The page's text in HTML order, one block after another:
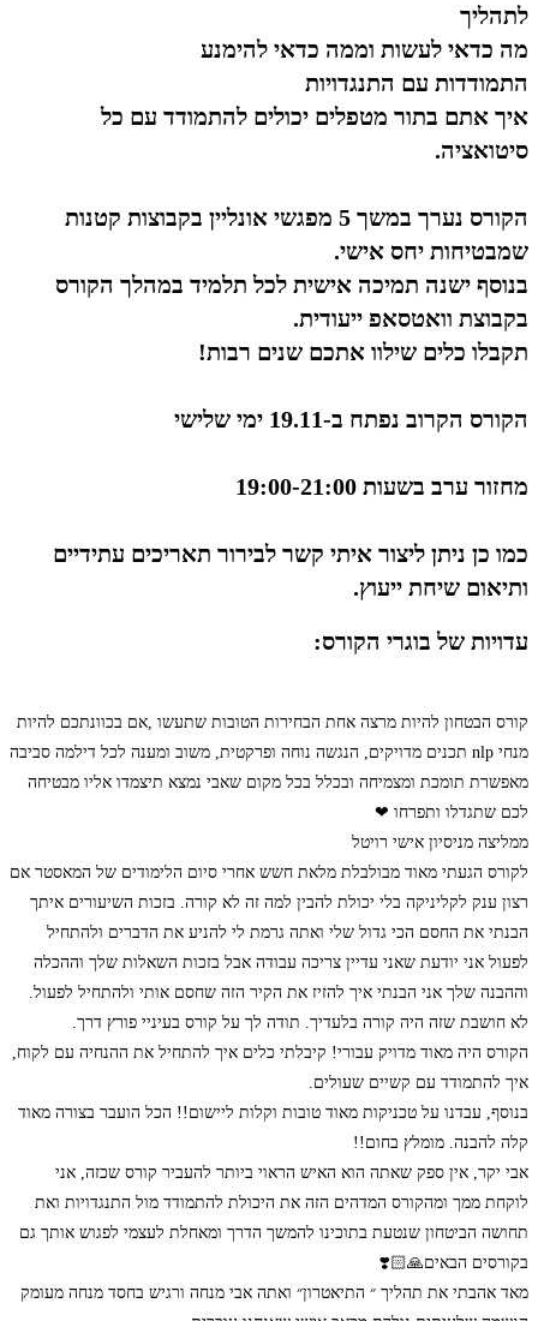
לתהליך
מה כדאי לעשות וממה כדאי להימנע
התמודדות עם התנגדויות
איך אתם בתור מטפלים יכולים להתמודד עם כל
סיטואציה.
הקורס נערך במשך 5 מפגשי אונליין בקבוצות קטנות
שמבטיחות יחס אישי.
בנוסף ישנה תמיכה אישית לכל תלמיד במהלך הקורס
בקבוצת וואטסאפ ייעודית.
תקבלו כלים שילוו אתכם שנים רבות!
הקורס הקרוב נפתח ב-19.11 ימי שלישי
מחזור ערב בשעות 19:00-21:00
כמו כן ניתן ליצור איתי קשר לבירור תאריכים עתידיים
ותיאום שיחת ייעוץ.
עדויות של בוגרי הקורס:
קורס הבטחון להיות מרצה אחת הבחירות הטובות שתעשו ,אם בכוונתכם להיות
מנחי nlp תכנים מדויקים, הנגשה נוחה ופרקטית, משוב ומענה לכל דילמה סביבה
מאפשרת תומכת ומצמיחה ובכלל בכל מקום שאבי נמצא תיצמדו אליו מבטיחה
לכם שתגדלו ותפרחו ❤
ממליצה מניסיון אישי רויטל
לקורס הגעתי מאוד מבולבלת מלאת חשש אחרי סיום הלימודים של המאסטר אם
רצון ענק לקליניקה בלי יכולת להבין למה זה לא קורה. בזכות השיעורים איתך
הבנתי את החסם הכי גדול שלי ואתה גרמת לי להניע את הדברים ולהתחיל
לפעול אני יודעת שאני עדיין צריכה עבודה אבל בזכות השאלות שלך וההכלה
וההבנה שלך אני הבנתי איך להזיז את הקיר הזה שחסם אותי ולהתחיל לפעול.
לא חושבת שזה היה קורה בלעדיך. תודה לך על קורס בעיניי פורץ דרך.
הקורס היה מאוד מדויק עבורי! קיבלתי כלים איך להתחיל את ההנחיה עם לקוח,
איך להתמודד עם קשיים שעולים.
בנוסף, עבדנו על טכניקות מאוד טובות וקלות ליישום!! הכל הועבר בצורה מאוד
קלה להבנה. מומלץ בחום!!
אבי יקר, אין ספק שאתה הוא האיש הראוי ביותר להעביר קורס שכזה, אני
לוקחת ממך ומהקורס המדהים הזה את היכולת להתמודד מול התנגדויות ואת
תחושה הביטחון שנטעת בתוכינו להמשך הדרך ומאחלת לעצמי לפגוש אותך גם
בקורסים הבאים🙏🏻❣️
מאד אהבתי את תהליך ״ התיאטרון״ ואתה אבי מנחה ורגיש בחסד מנחה מעומק